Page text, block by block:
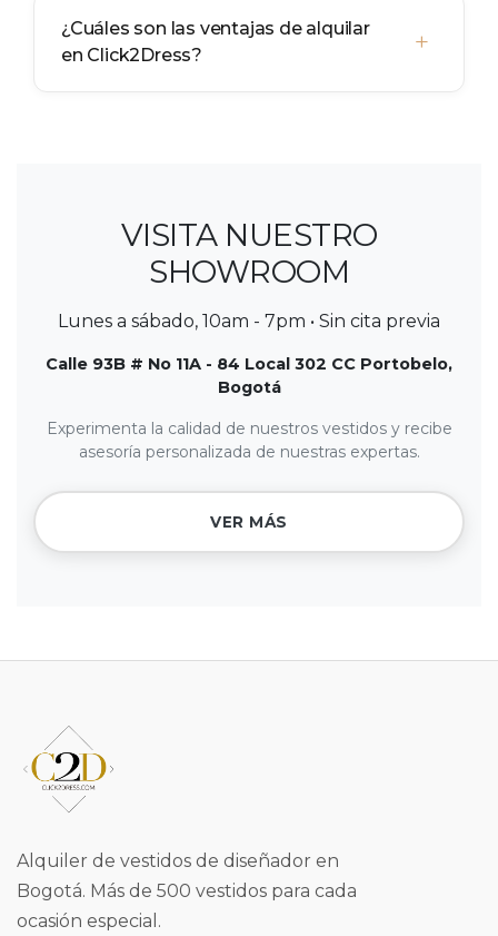
¿Cuáles son las ventajas de alquilar
en Click2Dress?
+
VISITA NUESTRO
SHOWROOM
Lunes a sábado, 10am - 7pm • Sin cita previa
Calle 93B # No 11A - 84 Local 302 CC Portobelo,
Bogotá
Experimenta la calidad de nuestros vestidos y recibe
asesoría personalizada de nuestras expertas.
VER MÁS
Alquiler de vestidos de diseñador en
Bogotá. Más de 500 vestidos para cada
ocasión especial.